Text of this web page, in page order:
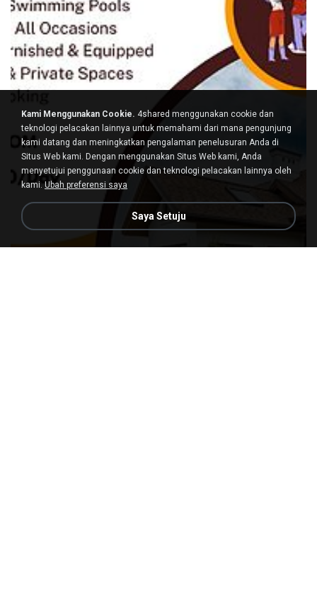
Kami Menggunakan Cookie. 4shared menggunakan cookie dan
teknologi pelacakan lainnya untuk memahami dari mana pengunjung
kami datang dan meningkatkan pengalaman penelusuran Anda di
Situs Web kami. Dengan menggunakan Situs Web kami, Anda
menyetujui penggunaan cookie dan teknologi pelacakan lainnya oleh
kami.Ubah preferensi saya
Saya Setuju